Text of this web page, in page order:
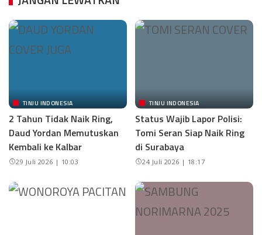
TINJU INDONESIA
2 Tahun Tidak Naik Ring,
Daud Yordan Memutuskan
Kembali ke Kalbar
29 Juli 2026 | 10:03
TINJU INDONESIA
Status Wajib Lapor Polisi:
Tomi Seran Siap Naik Ring
di Surabaya
24 Juli 2026 | 18:17